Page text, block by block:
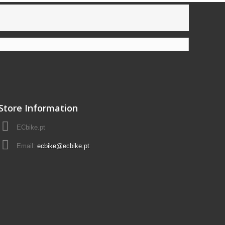
Information
ECbike.pt
Email: ecbike@ecbike.pt